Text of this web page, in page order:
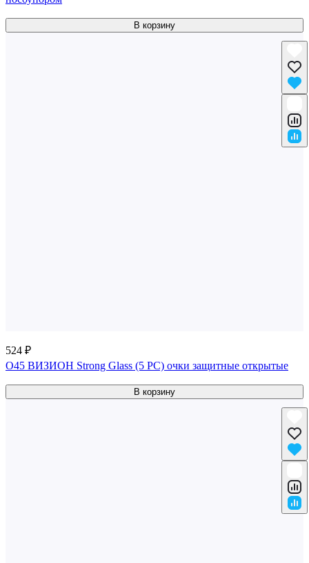
В корзину
524 ₽
О45 ВИЗИОН Strong Glass (5 PC) очки защитные открытые
В корзину